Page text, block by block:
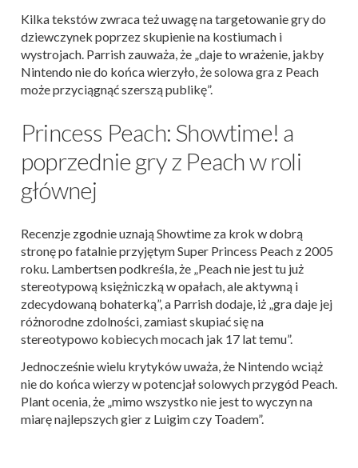
Kilka tekstów zwraca też uwagę na targetowanie gry do
dziewczynek poprzez skupienie na kostiumach i
wystrojach. Parrish zauważa, że „daje to wrażenie, jakby
Nintendo nie do końca wierzyło, że solowa gra z Peach
może przyciągnąć szerszą publikę”.
Princess Peach: Showtime! a
poprzednie gry z Peach w roli
głównej
Recenzje zgodnie uznają Showtime za krok w dobrą
stronę po fatalnie przyjętym Super Princess Peach z 2005
roku. Lambertsen podkreśla, że „Peach nie jest tu już
stereotypową księżniczką w opałach, ale aktywną i
zdecydowaną bohaterką”, a Parrish dodaje, iż „gra daje jej
różnorodne zdolności, zamiast skupiać się na
stereotypowo kobiecych mocach jak 17 lat temu”.
Jednocześnie wielu krytyków uważa, że Nintendo wciąż
nie do końca wierzy w potencjał solowych przygód Peach.
Plant ocenia, że „mimo wszystko nie jest to wyczyn na
miarę najlepszych gier z Luigim czy Toadem”.